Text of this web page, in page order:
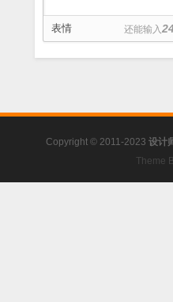
表情 还能输入
Copyright © 2011-2023 设计
Theme